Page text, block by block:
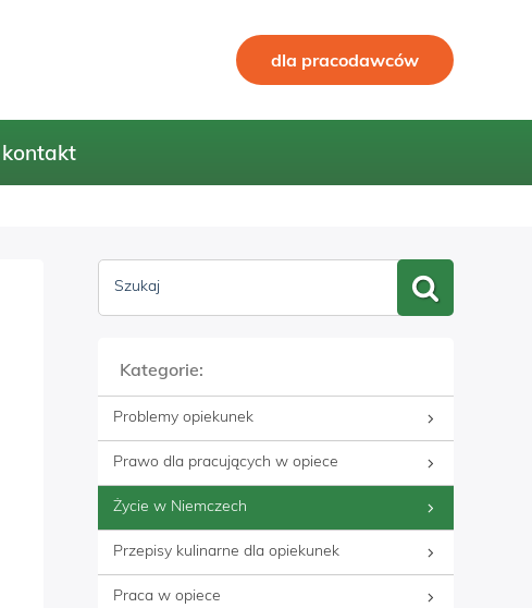
dla pracodawców
kontakt
Szukaj
Kategorie:
Problemy opiekunek
Prawo dla pracujących w opiece
Życie w Niemczech
Przepisy kulinarne dla opiekunek
Praca w opiece